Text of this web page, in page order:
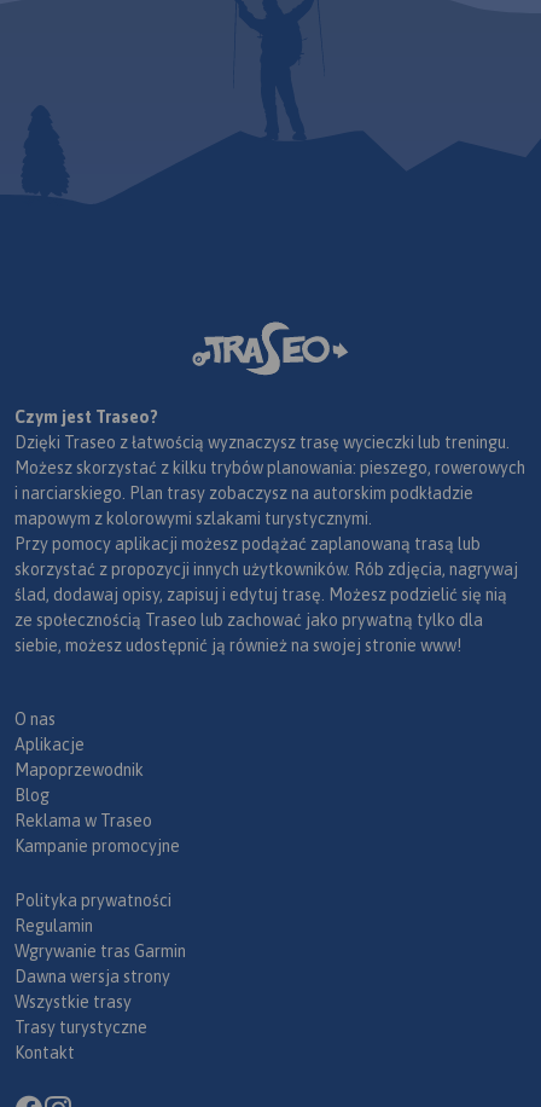
Czym jest Traseo?
Dzięki Traseo z łatwością wyznaczysz trasę wycieczki lub treningu.
Możesz skorzystać z kilku trybów planowania: pieszego, rowerowych
i narciarskiego. Plan trasy zobaczysz na autorskim podkładzie
mapowym z kolorowymi szlakami turystycznymi.
Przy pomocy aplikacji możesz podążać zaplanowaną trasą lub
skorzystać z propozycji innych użytkowników. Rób zdjęcia, nagrywaj
ślad, dodawaj opisy, zapisuj i edytuj trasę. Możesz podzielić się nią
ze społecznością Traseo lub zachować jako prywatną tylko dla
siebie, możesz udostępnić ją również na swojej stronie www!
O nas
Aplikacje
Mapoprzewodnik
Blog
Reklama w Traseo
Kampanie promocyjne
Polityka prywatności
Regulamin
Wgrywanie tras Garmin
Dawna wersja strony
Wszystkie trasy
Trasy turystyczne
Kontakt